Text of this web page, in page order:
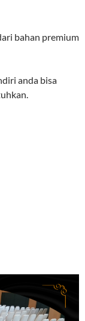
bahan premium
anda bisa